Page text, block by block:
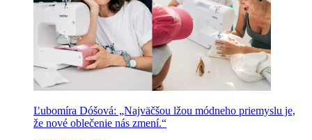
Ľubomíra Dóšová: „Najväčšou lžou módneho priemyslu je,
že nové oblečenie nás zmení.“